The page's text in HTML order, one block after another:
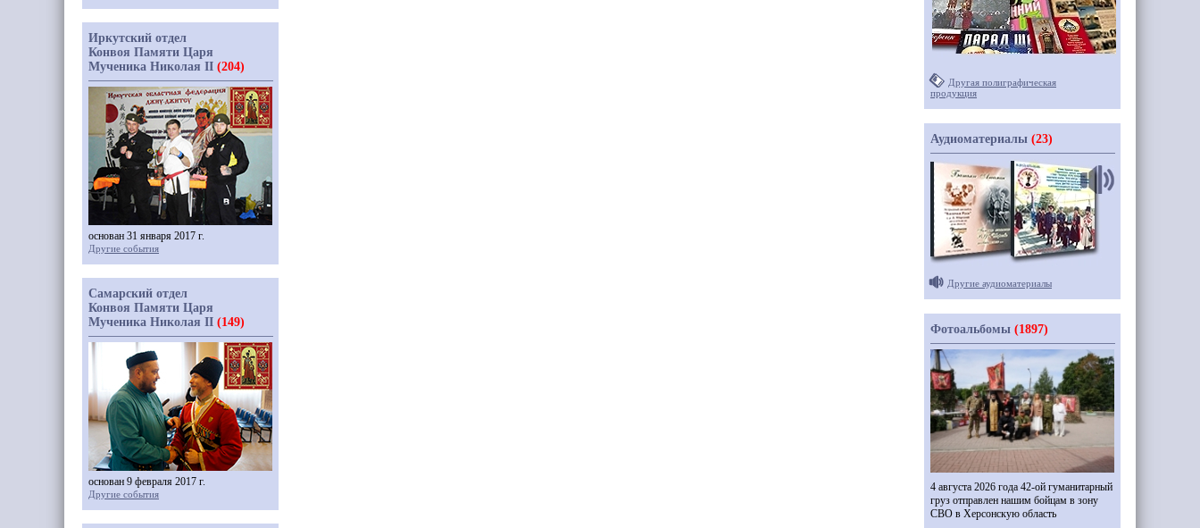
Иркутский отдел
Конвоя Памяти Царя
Мученика Николая II (204)
основан 31 января 2017 г.
Другие события
Самарский отдел
Конвоя Памяти Царя
Мученика Николая II (149)
основан 9 февраля 2017 г.
Другие события
Другая полиграфическая
продукция
Аудиоматериалы (23)
Другие аудиоматериалы
Фотоальбомы (1897)
4 августа 2026 года 42-ой гуманитарный
груз отправлен нашим бойцам в зону
СВО в Херсонскую область